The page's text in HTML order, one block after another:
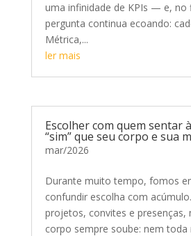
uma infinidade de KPIs — e, no
pergunta continua ecoando:
Métrica,...
ler mais
Escolher com quem sentar
“sim” que seu corpo e sua
mar/2026
Durante muito tempo, fomos
confundir escolha com
projetos, convites e presenças,
corpo sempre soube: nem toda